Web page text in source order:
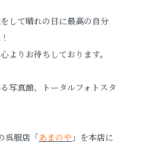
して晴れの日に最高の自分
よりお待ちしております。
写真館、トータルフォトスタ
呉服店「あまのや 」を本店に